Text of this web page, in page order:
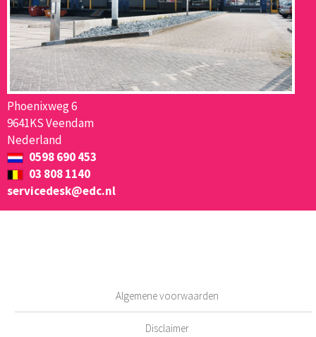
Phoenixweg 6
9641KS Veendam
Nederland
0598 690 453
03 808 1140
servicedesk@edc.nl
Algemene voorwaarden
Disclaimer